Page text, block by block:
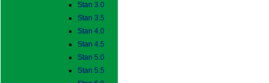
Stan 3.0
Stan 3.5
Stan 4.0
Stan 4.5
Stan 5.0
Stan 5.5